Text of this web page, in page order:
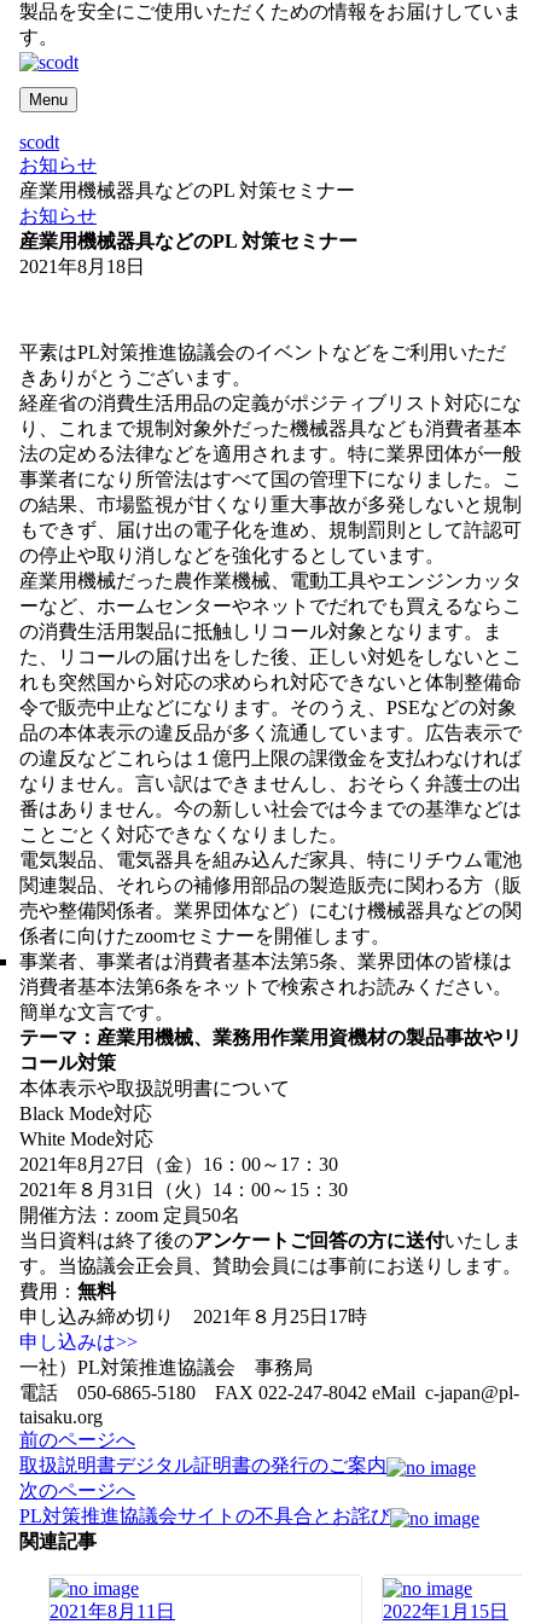
製品を安全にご使用いただくための情報をお届けしていま
す。
Menu
scodt
お知らせ
産業用機械器具などのPL 対策セミナー
お知らせ
産業用機械器具などのPL 対策セミナー
2021年8月18日
平素はPL対策推進協議会のイベントなどをご利用いただ
きありがとうございます。
経産省の消費生活用品の定義がポジティブリスト対応にな
り、これまで規制対象外だった機械器具なども消費者基本
法の定める法律などを適用されます。特に業界団体が一般
事業者になり所管法はすべて国の管理下になりました。こ
の結果、市場監視が甘くなり重大事故が多発しないと規制
もできず、届け出の電子化を進め、規制罰則として許認可
の停止や取り消しなどを強化するとしています。
産業用機械だった農作業機械、電動工具やエンジンカッタ
ーなど、ホームセンターやネットでだれでも買えるならこ
の消費生活用製品に抵触しリコール対象となります。ま
た、リコールの届け出をした後、正しい対処をしないとこ
れも突然国から対応の求められ対応できないと体制整備命
令で販売中止などになります。そのうえ、PSEなどの対象
品の本体表示の違反品が多く流通しています。広告表示で
の違反などこれらは１億円上限の課徴金を支払わなければ
なりません。言い訳はできませんし、おそらく弁護士の出
番はありません。今の新しい社会では今までの基準などは
ことごとく対応できなくなりました。
電気製品、電気器具を組み込んだ家具、特にリチウム電池
関連製品、それらの補修用部品の製造販売に関わる方（販
売や整備関係者。業界団体など）にむけ機械器具などの関
係者に向けたzoomセミナーを開催します。
事業者、事業者は消費者基本法第5条、業界団体の皆様は
消費者基本法第6条をネットで検索されお読みください。
簡単な文言です。
テーマ：産業用機械、業務用作業用資機材の製品事故やリ
コール対策
本体表示や取扱説明書について
Black Mode対応
White Mode対応
2021年8月27日（金）16：00～17：30
2021年８月31日（火）14：00～15：30
開催方法：zoom 定員50名
当日資料は終了後のアンケートご回答の方に送付いたしま
す。当協議会正会員、賛助会員には事前にお送りします。
費用： 無料
申し込み締め切り 2021年８月25日17時
申し込みは>>
一社）PL対策推進協議会 事務局
電話 050-6865-5180 FAX 022-247-8042 eMail c-japan@pl-
taisaku.org
投
稿
ナ
ビ
ゲ
前のページへ
取扱説明書デジタル証明書の発行のご案内
次のページへ
PL対策推進協議会サイトの不具合とお詫び
関連記事
2021年8月11日 2022年1月15日